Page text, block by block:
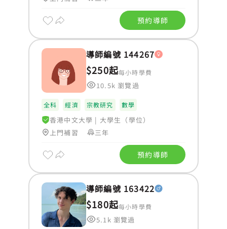
預約導師
導師編號 144267
$250起每小時學費
10.5k 瀏覽過
全科 經濟 宗教研究 數學
香港中文大學 | 大學生（學位）
上門補習
三年
預約導師
導師編號 163422
$180起每小時學費
5.1k 瀏覽過